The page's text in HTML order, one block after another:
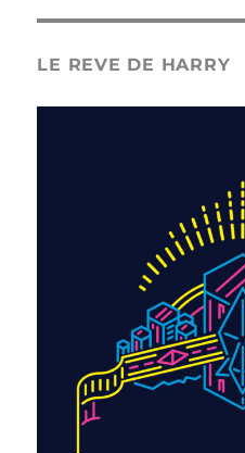
LE REVE DE HARRY